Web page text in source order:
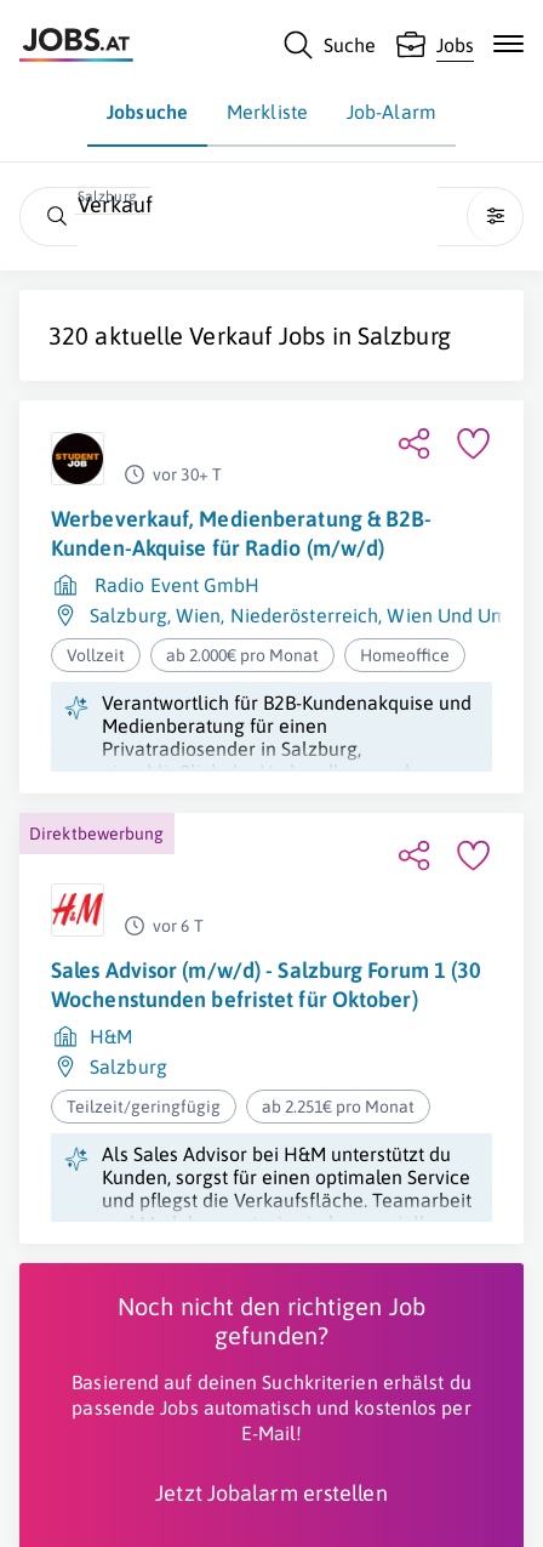
Suche Jobs
Jobsuche Merkliste Job-Alarm
Salzburg
Verkauf
320 aktuelleVerkauf Jobs in Salzburg
vor 30+ T
Werbeverkauf, Medienberatung & B2B-
Kunden-Akquise für Radio (m/w/d)
Radio Event GmbH
Salzburg,Wien, Niederösterreich,Wien Und
Vollzeit ab 2.000€ pro Monat Homeoffice
Verantwortlich für B2B-Kundenakquise und
Medienberatung für einen
Privatradiosender in Salzburg,
einschließlich der Verhandlung und
Direktbewerbung
vor 6 T
Sales Advisor (m/w/d) - Salzburg Forum 1 (30
Wochenstunden befristet für Oktober)
H&M
Salzburg
Teilzeit/geringfügig ab 2.251€ pro Monat
Als Sales Advisor bei H&M unterstützt du
Kunden, sorgst für einen optimalen Service
und pflegst die Verkaufsfläche. Teamarbeit
und Modebewusstsein sind essenziell.
Noch nicht den richtigen Job
gefunden?
Basierend auf deinen Suchkriterien erhälst du
passende Jobs automatisch und kostenlos per
E-Mail!
Jetzt Jobalarm erstellen